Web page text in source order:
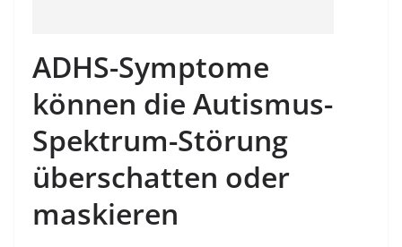
ADHS-Symptome
können die Autismus-
Spektrum-Störung
überschatten oder
maskieren